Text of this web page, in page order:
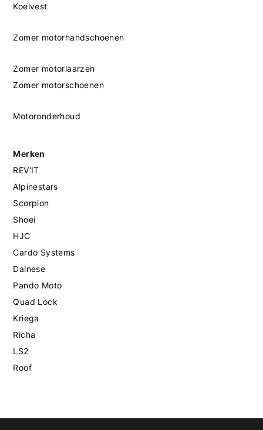
Koelvest
Zomer motorhandschoenen
Zomer motorlaarzen
Zomer motorschoenen
Motoronderhoud
Merken
REV'IT
Alpinestars
Scorpion
Shoei
HJC
Cardo Systems
Dainese
Pando Moto
Quad Lock
Kriega
Richa
LS2
Roof